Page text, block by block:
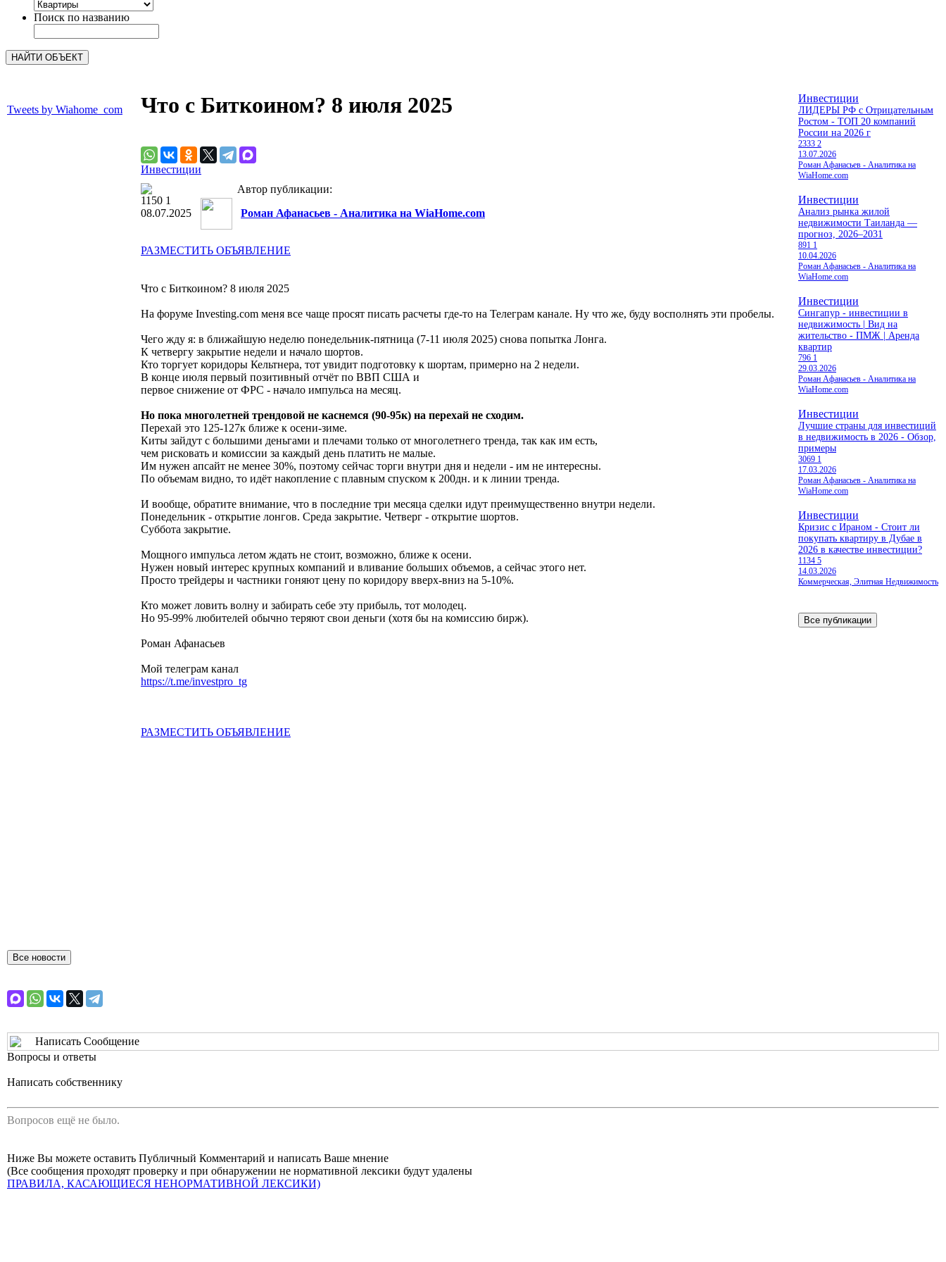
Поиск по названию
Tweets by Wiahome_com
Инвестиции
ЛИДЕРЫ РФ с Отрицательным
Ростом - ТОП 20 компаний
России на 2026 г
2333 2
13.07.2026
Роман Афанасьев - Аналитика на
WiaHome.com
Инвестиции
Анализ рынка жилой
недвижимости Таиланда —
прогноз, 2026–2031
891 1
10.04.2026
Роман Афанасьев - Аналитика на
WiaHome.com
Инвестиции
Сингапур - инвестиции в
недвижимость | Вид на
жительство - ПМЖ | Аренда
квартир
796 1
29.03.2026
Роман Афанасьев - Аналитика на
WiaHome.com
Инвестиции
Лучшие страны для инвестиций
в недвижимость в 2026 - Обзор,
примеры
3069 1
17.03.2026
Роман Афанасьев - Аналитика на
WiaHome.com
Инвестиции
Кризис с Ираном - Стоит ли
покупать квартиру в Дубае в
2026 в качестве инвестиции?
1134 5
14.03.2026
Коммерческая, Элитная Недвижимость
Что с Биткоином? 8 июля 2025
Инвестиции
1150 1
08.07.2025
Автор публикации:
Роман Афанасьев - Аналитика на WiaHome.com
РАЗМЕСТИТЬ ОБЪЯВЛЕНИЕ
Что с Биткоином? 8 июля 2025
На форуме Investing.com меня все чаще просят писать расчеты где-то на Телеграм канале. Ну что же, буду восполнять эти пробелы.
Чего жду я: в ближайшую неделю понедельник-пятница (7-11 июля 2025) снова попытка Лонга.
К четвергу закрытие недели и начало шортов.
Кто торгует коридоры Кельтнера, тот увидит подготовку к шортам, примерно на 2 недели.
В конце июля первый позитивный отчёт по ВВП США и
первое снижение от ФРС - начало импульса на месяц.
Но пока многолетней трендовой не каснемся (90-95к) на перехай не сходим.
Перехай это 125-127к ближе к осени-зиме.
Киты зайдут с большими деньгами и плечами только от многолетнего тренда, так как им есть,
чем рисковать и комиссии за каждый день платить не малые.
Им нужен апсайт не менее 30%, поэтому сейчас торги внутри дня и недели - им не интересны.
По объемам видно, то идёт накопление с плавным спуском к 200дн. и к линии тренда.
И вообще, обратите внимание, что в последние три месяца сделки идут преимущественно внутри недели.
Понедельник - открытие лонгов. Среда закрытие. Четверг - открытие шортов.
Суббота закрытие.
Мощного импульса летом ждать не стоит, возможно, ближе к осени.
Нужен новый интерес крупных компаний и вливание больших объемов, а сейчас этого нет.
Просто трейдеры и частники гоняют цену по коридору вверх-вниз на 5-10%.
Кто может ловить волну и забирать себе эту прибыль, тот молодец.
Но 95-99% любителей обычно теряют свои деньги (хотя бы на комиссию бирж).
Роман Афанасьев
Мой телеграм канал
https://t.me/investpro_tg
РАЗМЕСТИТЬ ОБЪЯВЛЕНИЕ
Написать Сообщение
Вопросы и ответы
Написать собственнику
Вопросов ещё не было.
Ниже Вы можете оставить Публичный Комментарий и написать Ваше мнение
(Все сообщения проходят проверку и при обнаружении не нормативной лексики будут удалены
ПРАВИЛА, КАСАЮЩИЕСЯ НЕНОРМАТИВНОЙ ЛЕКСИКИ)